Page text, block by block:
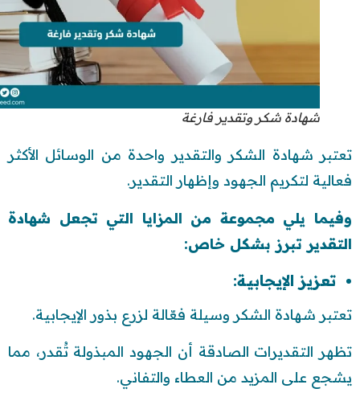
شهادة شكر وتقدير فارغة
تعتبر شهادة الشكر والتقدير واحدة من الوسائل الأكثر
فعالية لتكريم الجهود وإظهار التقدير.
وفيما يلي مجموعة من المزايا التي تجعل شهادة
التقدير تبرز بشكل خاص:
تعزيز الإيجابية:
تعتبر شهادة الشكر وسيلة فعّالة لزرع بذور الإيجابية.
تظهر التقديرات الصادقة أن الجهود المبذولة تُقدر، مما
يشجع على المزيد من العطاء والتفاني.